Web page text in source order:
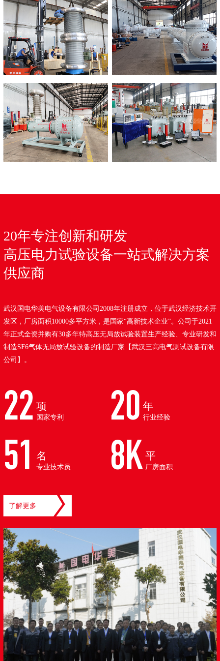
20年专注创新和研发
高压电力试验设备一站式解决方案
供应商
武汉国电华美电气设备有限公司2008年注册成立，位于武汉经济技术开
发区，厂房面积10000多平方米，是国家“高新技术企业”。公司于2021
年正式全资并购有30多年特高压无局放试验装置生产经验、专业研发和
制造SF6气体无局放试验设备的制造厂家【武汉三高电气测试设备有限
公司】。
22 项
国家专利 20 年
行业经验
51 名
专业技术员 8K 平
厂房面积
了解更多